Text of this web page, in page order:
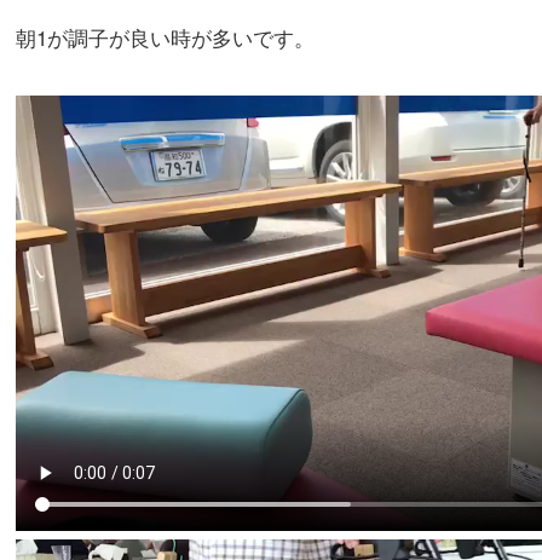
朝1が調子が良い時が多いです。